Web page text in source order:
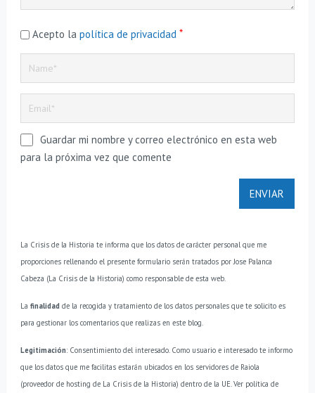
Acepto la política de privacidad *
Guardar mi nombre y correo electrónico en esta web
para la próxima vez que comente
La Crisis de la Historia te informa que los datos de carácter personal que me
proporciones rellenando el presente formulario serán tratados por Jose Palanca
Cabeza (La Crisis de la Historia) como responsable de esta web.
La finalidadde la recogida y tratamiento de los datos personales que te solicito es
para gestionar los comentarios que realizas en este blog.
Legitimación: Consentimiento del interesado. Como usuario e interesado te informo
que los datos que me facilitas estarán ubicados en los servidores de Raiola
(proveedor de hosting de La Crisis de la Historia) dentro de la UE. Ver política de